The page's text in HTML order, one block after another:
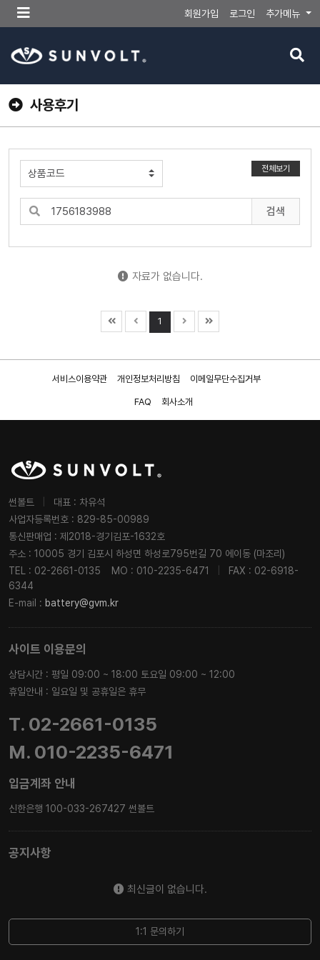
메
뉴
튼
회원가입 로그인 추가메뉴
검
버
사용후기
전체보기
검색
자료가 없습니다.
1
서비스이용약관 개인정보처리방침 이메일무단수집거부
FAQ 회사소개
썬볼트
대표 : 차유석
사업자등록번호 : 829-85-00989
통신판매업 : 제2018-경기김포-1632호
주소 : 10005 경기 김포시 하성면 하성로795번길 70 에이동 (마조리)
TEL : 02-2661-0135
MO : 010-2235-6471
FAX : 02-6918-
6344
E-mail : battery@gvm.kr
사이트 이용문의
상담시간 : 평일 09:00 ~ 18:00 토요일 09:00 ~ 12:00
휴일안내 : 일요일 및 공휴일은 휴무
T. 02-2661-0135
M. 010-2235-6471
입금계좌 안내
신한은행 100-033-267427 썬볼트
공지사항
최신글이 없습니다.
1:1 문의하기